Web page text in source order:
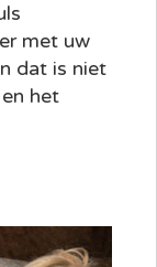
met uw
dat is niet
het